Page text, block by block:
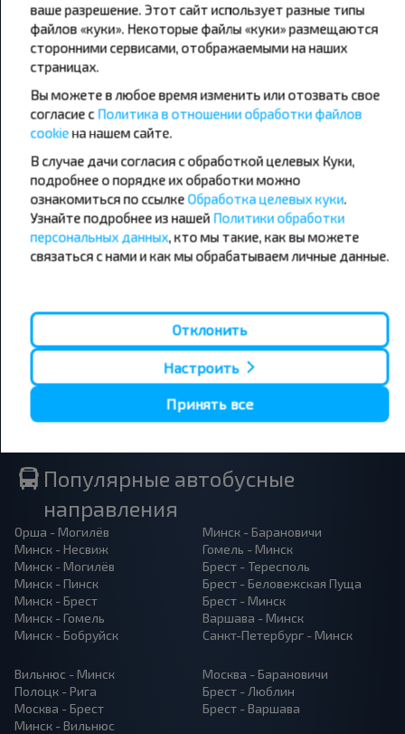
Хотите
путешествовать
дешевле?
Не пропусти специальные акции, скидки и
другие интересные предложения INFOBUS.
Подпишись на получение новостей и
путешествуй с нами дешевле!
Подписаться
Популярные автобусные
направления
Орша - Могилёв
Минск - Несвиж
Минск - Могилёв
Минск - Пинск
Минск - Брест
Минск - Гомель
Минск - Бобруйск
Минск - Барановичи
Гомель - Минск
Брест - Тересполь
Брест - Беловежская Пуща
Брест - Минск
Варшава - Минск
Санкт-Петербург - Минск
Вильнюс - Минск
Полоцк - Рига
Москва - Брест
Минск - Вильнюс
Москва - Барановичи
Брест - Люблин
Брест - Варшава
ваше разрешение. Этот сайт использует разные типы
файлов «куки». Некоторые файлы «куки» размещаются
сторонними сервисами, отображаемыми на наших
страницах.
Вы можете в любое время изменить или отозвать свое
согласие сПолитика в отношении обработки файлов
cookieна нашем сайте.
В случае дачи согласия с обработкой целевых Куки,
подробнее о порядке их обработки можно
ознакомиться по ссылкеОбработка целевых куки.
Узнайте подробнее из нашей Политики обработки
персональных данных, кто мы такие, как вы можете
связаться с нами и как мы обрабатываем личные данные.
Отклонить
Настроить
Принять все